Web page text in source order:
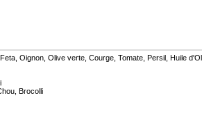
Oignon, Olive verte, Courge, Tomate, Persil, Huile
Brocolli